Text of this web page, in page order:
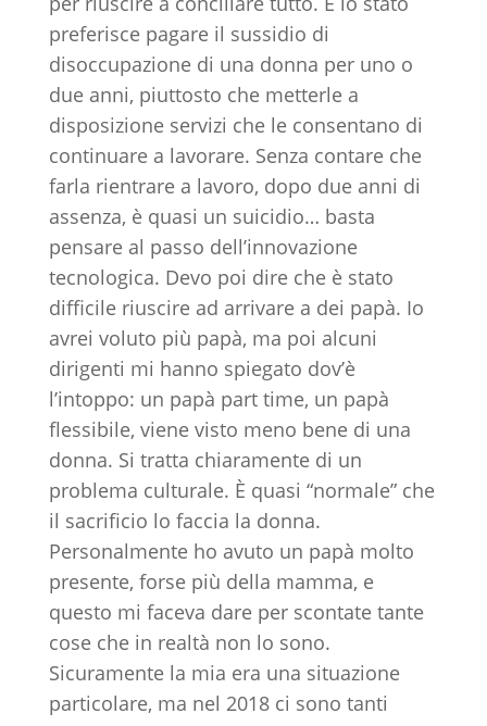
preferisce pagare il sussidio di
disoccupazione di una donna per uno o
due anni, piuttosto che metterle a
disposizione servizi che le consentano di
continuare a lavorare. Senza contare che
farla rientrare a lavoro, dopo due anni di
assenza, è quasi un suicidio… basta
pensare al passo dell’innovazione
tecnologica. Devo poi dire che è stato
difficile riuscire ad arrivare a dei papà. Io
avrei voluto più papà, ma poi alcuni
dirigenti mi hanno spiegato dov’è
l’intoppo: un papà part time, un papà
flessibile, viene visto meno bene di una
donna. Si tratta chiaramente di un
problema culturale. È quasi “normale” che
il sacrificio lo faccia la donna.
Personalmente ho avuto un papà molto
presente, forse più della mamma, e
questo mi faceva dare per scontate tante
cose che in realtà non lo sono.
Sicuramente la mia era una situazione
particolare, ma nel 2018 ci sono tanti